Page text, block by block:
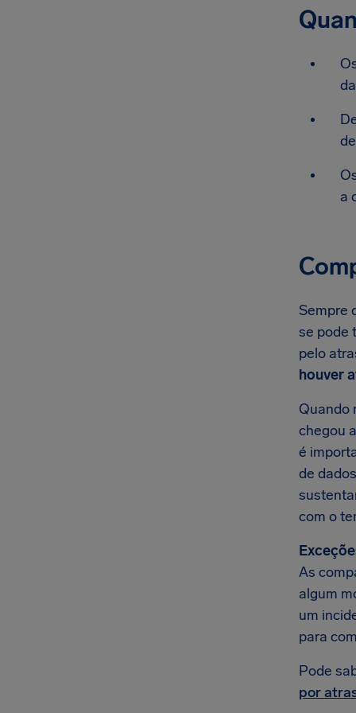
a
Sempre
se pode
pelo
houver
Quando
chegou
é
de
com o
As
algum
um
para
Pode
por